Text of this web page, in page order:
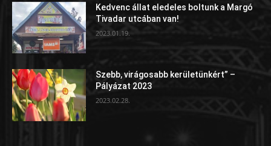
Kedvenc állat eledeles boltunk a Margó
Tivadar utcában van!
2023.01.19.
Szebb, virágosabb kerületünkért” –
Pályázat 2023
2023.02.28.